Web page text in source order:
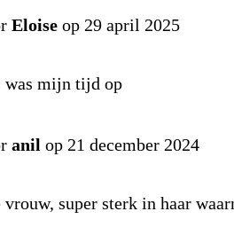
Eloise op 29 april 2025
was mijn tijd op
anil op 21 december 2024
vrouw, super sterk in haar